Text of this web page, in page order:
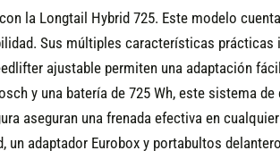
la Longtail Hybrid 725. Este modelo
Sus múltiples características
ajustable permiten una adaptación
y una batería de 725 Wh, este sistema
aseguran una frenada efectiva en
adaptador Eurobox y portabultos